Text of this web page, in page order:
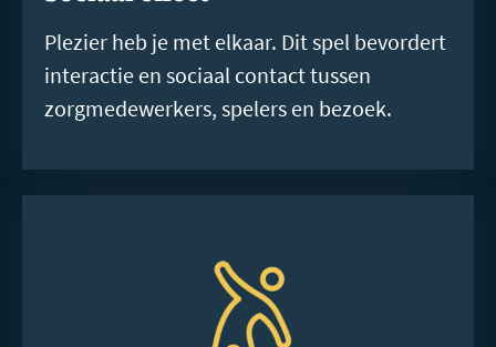
Plezier heb je met elkaar. Dit spel bevordert
interactie en sociaal contact tussen
zorgmedewerkers, spelers en bezoek.